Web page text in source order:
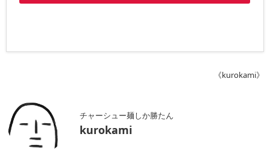
《kurokami》
チャーシュー麺しか勝たん
kurokami